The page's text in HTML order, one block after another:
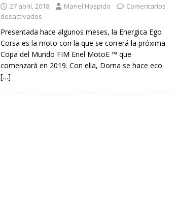
27 abril, 2018 Manel Hospido
Comentarios
desactivados
Presentada hace algunos meses, la Energica Ego
Corsa es la moto con la que se correrá la próxima
Copa del Mundo FIM Enel MotoE ™ que
comenzará en 2019. Con ella, Dorna se hace eco
[…]